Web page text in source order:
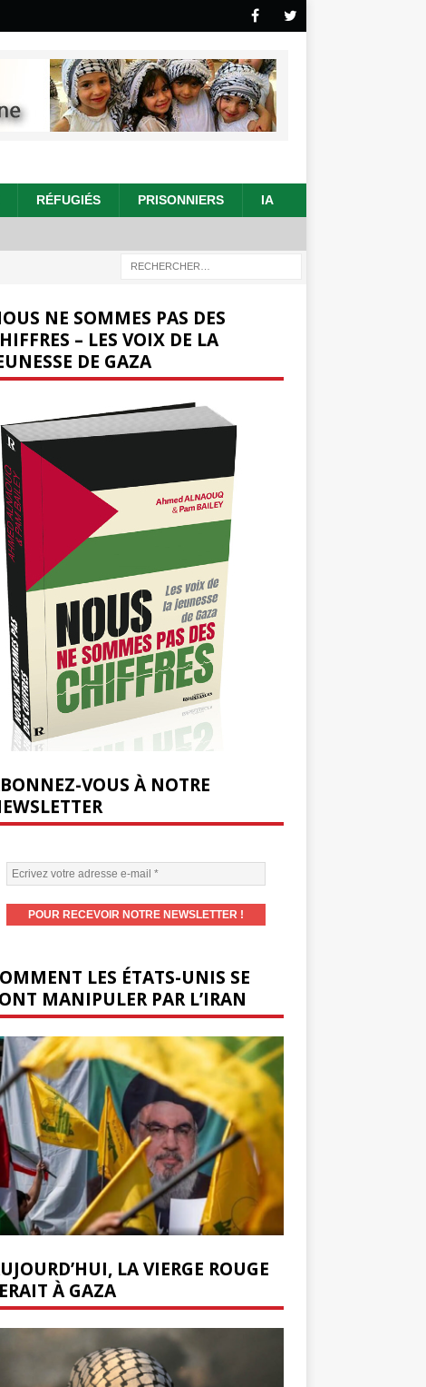
RÉFUGIÉS PRISONNIERS IA
NE SOMMES PAS DES
– LES VOIX DE LA
DE GAZA
VOUS À NOTRE
LES ÉTATS-UNIS SE
MANIPULER PAR L’IRAN
LA VIERGE ROUGE
À GAZA